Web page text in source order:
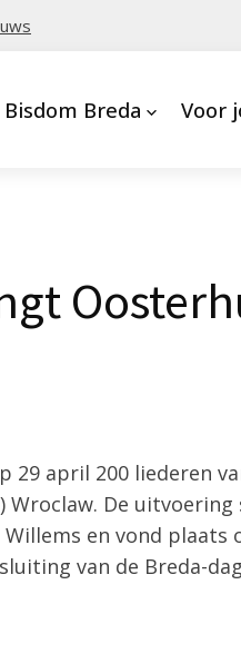
Bisdom Breda Voor
29 april 200 liederen
Wroclaw. De
en vond
van de Breda-